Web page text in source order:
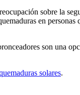
sobre la
en
son una
solares.